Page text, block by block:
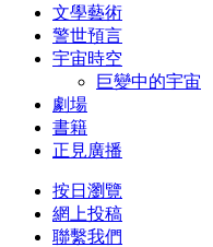
文學藝術
警世預言
宇宙時空
巨變中的宇宙
劇場
書籍
正見廣播
按日瀏覽
網上投稿
聯繫我們